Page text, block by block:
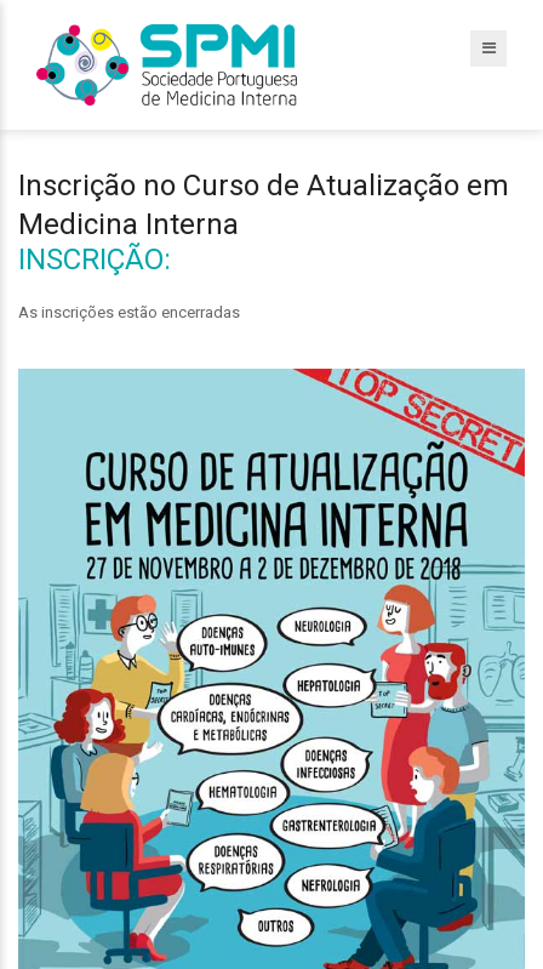
Inscrição no Curso de Atualização em
Medicina Interna
INSCRIÇÃO:
As inscrições estão encerradas